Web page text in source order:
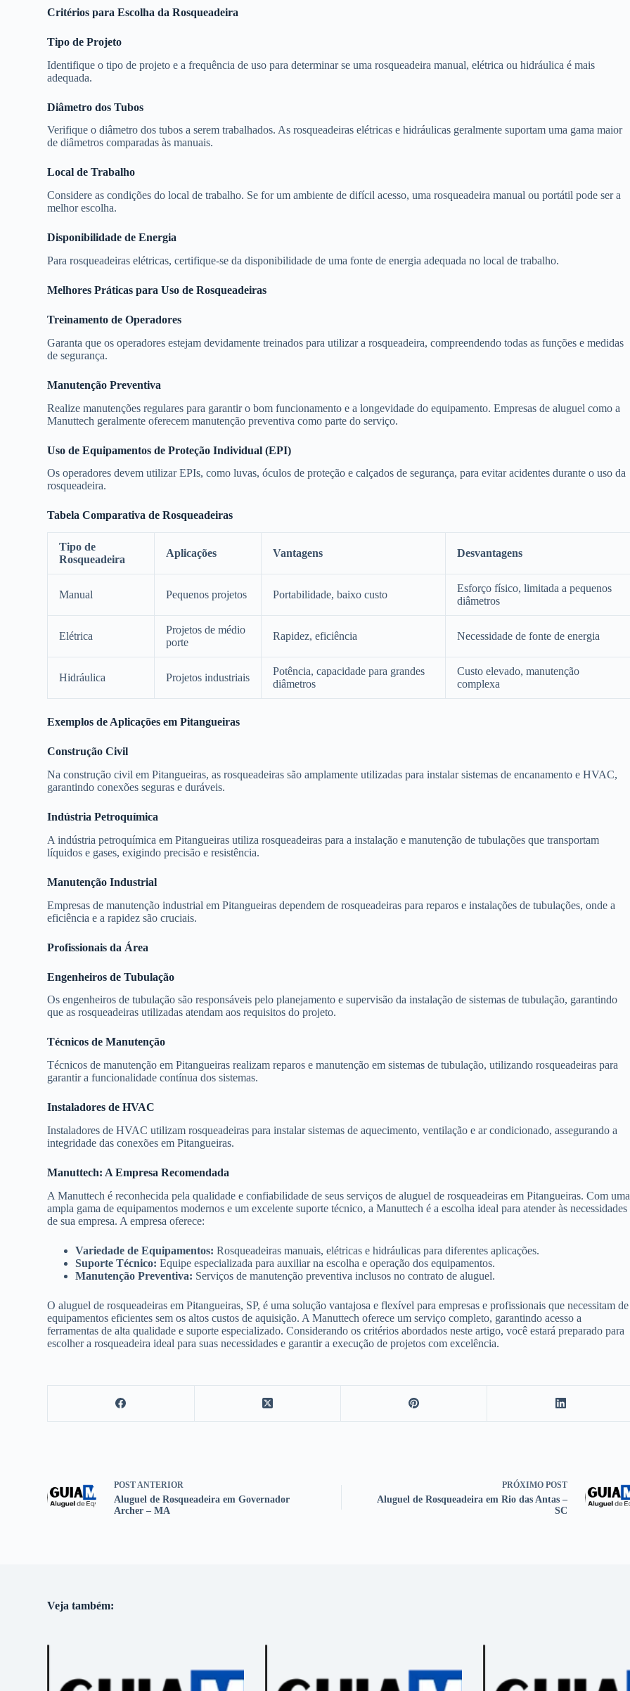
Critérios para Escolha da Rosqueadeira
Tipo de Projeto
Identifique o tipo de projeto e a frequência de uso para determinar se uma rosqueadeira manual, elétrica ou hidráulica é mais
adequada.
Diâmetro dos Tubos
Verifique o diâmetro dos tubos a serem trabalhados. As rosqueadeiras elétricas e hidráulicas geralmente suportam uma gama maior
de diâmetros comparadas às manuais.
Local de Trabalho
Considere as condições do local de trabalho. Se for um ambiente de difícil acesso, uma rosqueadeira manual ou portátil pode ser a
melhor escolha.
Disponibilidade de Energia
Para rosqueadeiras elétricas, certifique-se da disponibilidade de uma fonte de energia adequada no local de trabalho.
Melhores Práticas para Uso de Rosqueadeiras
Treinamento de Operadores
Garanta que os operadores estejam devidamente treinados para utilizar a rosqueadeira, compreendendo todas as funções e medidas
de segurança.
Manutenção Preventiva
Realize manutenções regulares para garantir o bom funcionamento e a longevidade do equipamento. Empresas de aluguel como a
Manuttech geralmente oferecem manutenção preventiva como parte do serviço.
Uso de Equipamentos de Proteção Individual (EPI)
Os operadores devem utilizar EPIs, como luvas, óculos de proteção e calçados de segurança, para evitar acidentes durante o uso da
rosqueadeira.
Tabela Comparativa de Rosqueadeiras
Tipo de
Rosqueadeira
Aplicações Vantagens Desvantagens
Manual Pequenos projetos Portabilidade, baixo custo
Esforço físico, limitada a pequenos
diâmetros
Elétrica
Projetos de médio
porte
Rapidez, eficiência Necessidade de fonte de energia
Hidráulica Projetos industriais
Potência, capacidade para grandes
diâmetros
Custo elevado, manutenção
complexa
Exemplos de Aplicações em Pitangueiras
Construção Civil
Na construção civil em Pitangueiras, as rosqueadeiras são amplamente utilizadas para instalar sistemas de encanamento e HVAC,
garantindo conexões seguras e duráveis.
Indústria Petroquímica
A indústria petroquímica em Pitangueiras utiliza rosqueadeiras para a instalação e manutenção de tubulações que transportam
líquidos e gases, exigindo precisão e resistência.
Manutenção Industrial
Empresas de manutenção industrial em Pitangueiras dependem de rosqueadeiras para reparos e instalações de tubulações, onde a
eficiência e a rapidez são cruciais.
Profissionais da Área
Engenheiros de Tubulação
Os engenheiros de tubulação são responsáveis pelo planejamento e supervisão da instalação de sistemas de tubulação, garantindo
que as rosqueadeiras utilizadas atendam aos requisitos do projeto.
Técnicos de Manutenção
Técnicos de manutenção em Pitangueiras realizam reparos e manutenção em sistemas de tubulação, utilizando rosqueadeiras para
garantir a funcionalidade contínua dos sistemas.
Instaladores de HVAC
Instaladores de HVAC utilizam rosqueadeiras para instalar sistemas de aquecimento, ventilação e ar condicionado, assegurando a
integridade das conexões em Pitangueiras.
Manuttech: A Empresa Recomendada
A Manuttech é reconhecida pela qualidade e confiabilidade de seus serviços de aluguel de rosqueadeiras em Pitangueiras. Com uma
ampla gama de equipamentos modernos e um excelente suporte técnico, a Manuttech é a escolha ideal para atender às necessidades
de sua empresa. A empresa oferece:
Variedade de Equipamentos: Rosqueadeiras manuais, elétricas e hidráulicas para diferentes aplicações.
Suporte Técnico: Equipe especializada para auxiliar na escolha e operação dos equipamentos.
Manutenção Preventiva: Serviços de manutenção preventiva inclusos no contrato de aluguel.
O aluguel de rosqueadeiras em Pitangueiras, SP, é uma solução vantajosa e flexível para empresas e profissionais que necessitam de
equipamentos eficientes sem os altos custos de aquisição. A Manuttech oferece um serviço completo, garantindo acesso a
ferramentas de alta qualidade e suporte especializado. Considerando os critérios abordados neste artigo, você estará preparado para
escolher a rosqueadeira ideal para suas necessidades e garantir a execução de projetos com excelência.
POSTANTERIOR
Aluguel de Rosqueadeira em Governador
Archer – MA
PRÓXIMO POST
Aluguel de Rosqueadeira em Rio das Antas –
SC
Veja também: